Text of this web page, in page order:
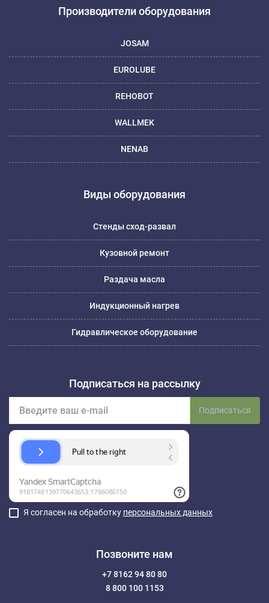
Производители оборудования
JOSAM
EUROLUBE
REHOBOT
WALLMEK
NENAB
Виды оборудования
Стенды сход-развал
Кузовной ремонт
Раздача масла
Индукционный нагрев
Гидравлическое оборудование
Подписаться на рассылку
Подписаться
Я согласен на обработку персональных данных
Позвоните нам
+7 8162 94 80 80
8 800 100 1153